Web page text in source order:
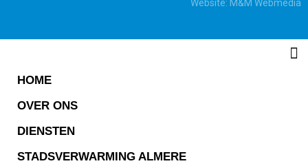
Website: M&M Webmedia
HOME
OVER ONS
DIENSTEN
STADSVERWARMING ALMERE